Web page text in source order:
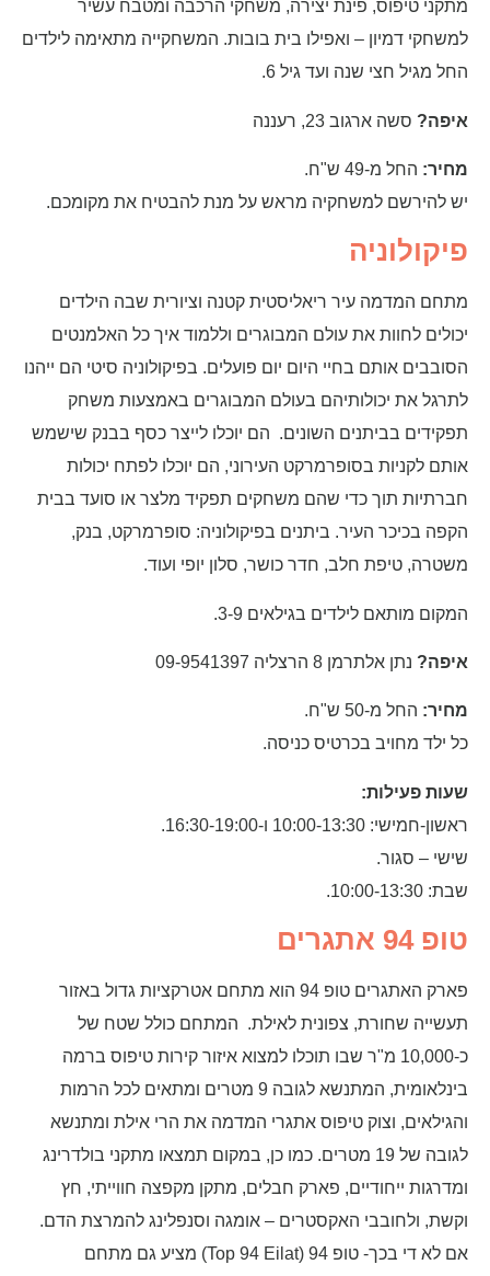
מתקני טיפוס, פינת יצירה, משחקי הרכבה ומטבח עשיר
למשחקי דמיון – ואפילו בית בובות. המשחקייה מתאימה לילדים
החל מגיל חצי שנה ועד גיל 6.
איפה? סשה ארגוב 23, רעננה
מחיר: החל מ-49 ש"ח.
יש להירשם למשחקיה מראש על מנת להבטיח את מקומכם.
פיקולוניה
מתחם המדמה עיר ריאליסטית קטנה וציורית שבה הילדים
יכולים לחוות את עולם המבוגרים וללמוד איך כל האלמנטים
הסובבים אותם בחיי היום יום פועלים. בפיקולוניה סיטי הם ייהנו
לתרגל את יכולותיהם בעולם המבוגרים באמצעות משחק
תפקידים בביתנים השונים. הם יוכלו לייצר כסף בבנק שישמש
אותם לקניות בסופרמרקט העירוני, הם יוכלו לפתח יכולות
חברתיות תוך כדי שהם משחקים תפקיד מלצר או סועד בבית
הקפה בכיכר העיר. ביתנים בפיקולוניה: סופרמרקט, בנק,
משטרה, טיפת חלב, חדר כושר, סלון יופי ועוד.
המקום מותאם לילדים בגילאים 3-9.
איפה? נתן אלתרמן 8 הרצליה 09-9541397
מחיר: החל מ-50 ש"ח.
כל ילד מחויב בכרטיס כניסה.
שעות פעילות:
ראשון-חמישי: 10:00-13:30 ו-16:30-19:00.
שישי – סגור.
שבת: 10:00-13:30.
טופ 94 אתגרים
פארק האתגרים טופ 94 הוא מתחם אטרקציות גדול באזור
תעשייה שחורת, צפונית לאילת. המתחם כולל שטח של
כ-10,000 מ"ר שבו תוכלו למצוא איזור קירות טיפוס ברמה
בינלאומית, המתנשא לגובה 9 מטרים ומתאים לכל הרמות
והגילאים, וצוק טיפוס אתגרי המדמה את הרי אילת ומתנשא
לגובה של 19 מטרים. כמו כן, במקום תמצאו מתקני בולדרינג
ומדרגות ייחודיים, פארק חבלים, מתקן מקפצה חווייתי, חץ
וקשת, ולחובבי האקסטרים – אומגה וסנפלינג להמרצת הדם.
אם לא די בכך- טופ 94 (Top 94 Eilat) מציע גם מתחם